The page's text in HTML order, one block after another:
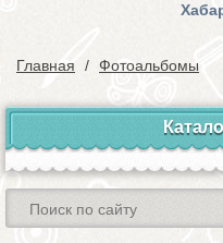
Главная Фотоальбомы